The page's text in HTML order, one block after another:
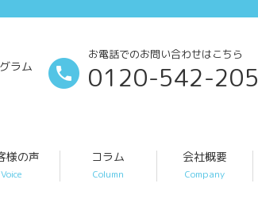
お電話でのお問い合わせはこちら
0120-542-205
様の声
Voice
コラム
Column
会社概要
Company